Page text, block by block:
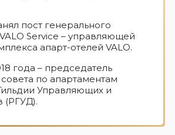
пост генерального
Service – управляющей
апарт-отелей VALO.
года – председатель
по апартаментам
Управляющих и
(РГУД).